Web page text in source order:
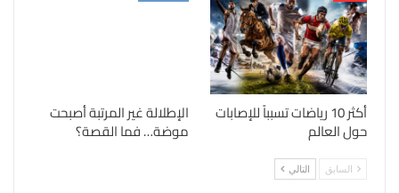
أكثر 10 رياضات تسبباً للإصابات
حول العالم
الإطلالة غير المرتبة أصبحت
موضة… فما القصة؟
السابق التالي